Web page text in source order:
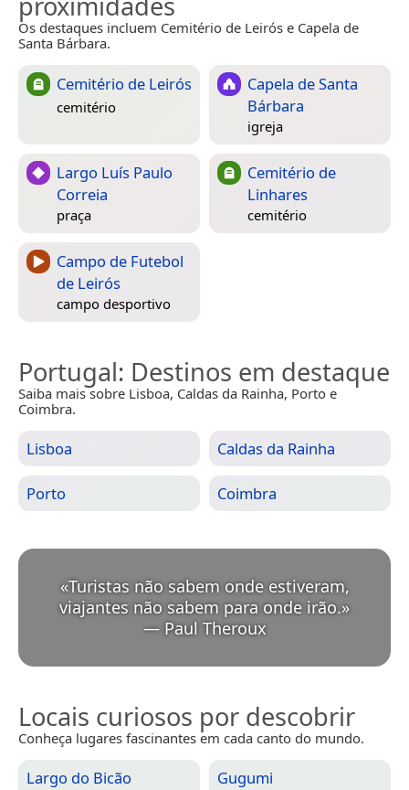
Os destaques incluem Cemitério de Leirós e Capela de
Santa Bárbara.
Cemitério de Leirós
cemitério
Capela de Santa
Bárbara
igreja
Largo Luís Paulo
Correia
praça
Cemitério de
Linhares
cemitério
Campo de Futebol
de Leirós
campo desportivo
Portugal: Destinos em destaque
Saiba mais sobre Lisboa, Caldas da Rainha, Porto e
Coimbra.
Lisboa Caldas da Rainha
Porto Coimbra
«Turistas não sabem onde estiveram,
viajantes não sabem para onde irão.
— Paul Theroux
Locais curiosos por descobrir
Conheça lugares fascinantes em cada canto do mundo.
Largo do Bicão Gugumi